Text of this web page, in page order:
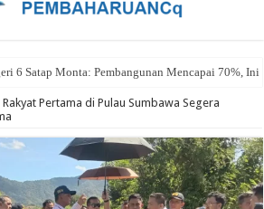
6 Satap Monta: Pembangunan Mencapai 70%,
adalah Pengakuan Kompetensi
Rakyat Pertama di Pulau Sumbawa Segera